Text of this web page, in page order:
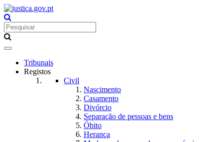
Toggle
navigationTribunais
Registos
Civil
Nascimento
Casamento
Divórcio
Separação de pessoas e bens
Óbito
Herança